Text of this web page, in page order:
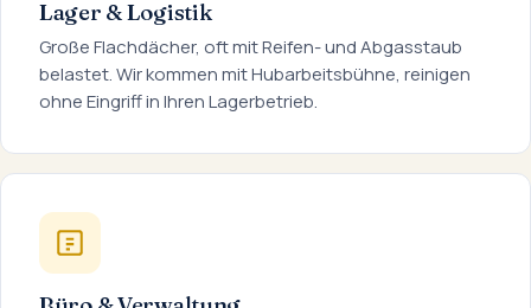
Lager & Logistik
Große Flachdächer, oft mit Reifen- und Abgasstaub
belastet. Wir kommen mit Hubarbeitsbühne, reinigen
ohne Eingriff in Ihren Lagerbetrieb.